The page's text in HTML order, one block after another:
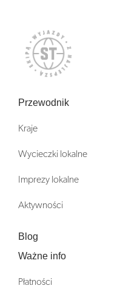
Przewodnik
Kraje
Wycieczki lokalne
Imprezy lokalne
Aktywności
Blog
Ważne info
Płatności